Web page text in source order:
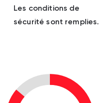
Les conditions de
sécurité sont remplies.